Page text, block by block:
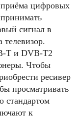
приёма цифровых
сигнал в
телевизор.
T и DVB-T2
Чтобы
ресивер
просматривать
стандартом
к